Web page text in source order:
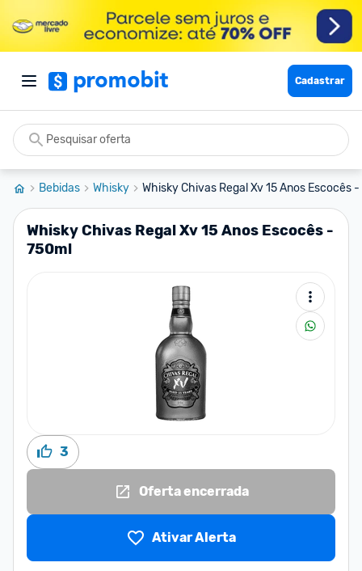
Cadastrar
Bebidas Whisky Whisky Chivas Regal Xv 15 Anos Escocês
Whisky Chivas Regal Xv 15 Anos Escocês -
750ml
3
Oferta encerrada
Ativar Alerta